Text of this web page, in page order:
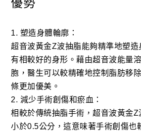
優勢
1. 塑造身體輪廓：
超音波黃金Z波抽脂能夠精準地塑
有相較好的身形。藉由超音波能量
胞，醫生可以較精確地控制脂肪移
條更加優美。
2. 減少手術創傷和瘀血：
相較於傳統抽脂手術，超音波黃金Z
小於0.5公分，這意味著手術創傷也